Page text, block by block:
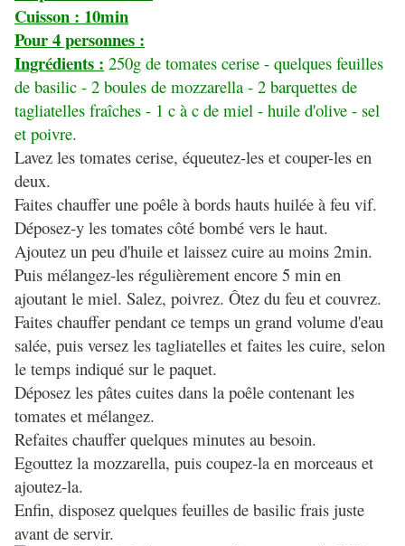
Cuisson : 10min
Pour 4 personnes :
Ingrédients : 250g de tomates cerise - quelques feuilles
de basilic - 2 boules de mozzarella - 2 barquettes de
tagliatelles fraîches - 1 c à c de miel - huile d'olive - sel
et poivre.
Lavez les tomates cerise, équeutez-les et couper-les en
deux.
Faites chauffer une poêle à bords hauts huilée à feu vif.
Déposez-y les tomates côté bombé vers le haut.
Ajoutez un peu d'huile et laissez cuire au moins 2min.
Puis mélangez-les régulièrement encore 5 min en
ajoutant le miel. Salez, poivrez. Ôtez du feu et couvrez.
Faites chauffer pendant ce temps un grand volume d'eau
salée, puis versez les tagliatelles et faites les cuire, selon
le temps indiqué sur le paquet.
Déposez les pâtes cuites dans la poêle contenant les
tomates et mélangez.
Refaites chauffer quelques minutes au besoin.
Egouttez la mozzarella, puis coupez-la en morceaus et
ajoutez-la.
Enfin, disposez quelques feuilles de basilic frais juste
avant de servir.